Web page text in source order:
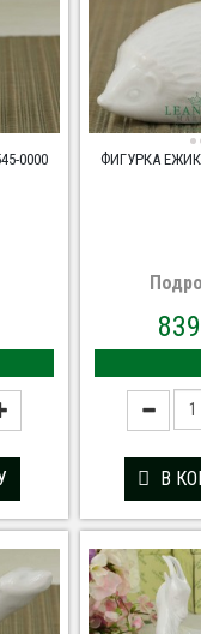
0000 ФИГУРКА ЕЖИК
839
В